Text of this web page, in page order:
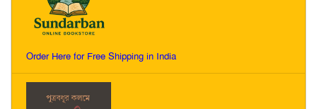
Order Here for Free Shipping in India